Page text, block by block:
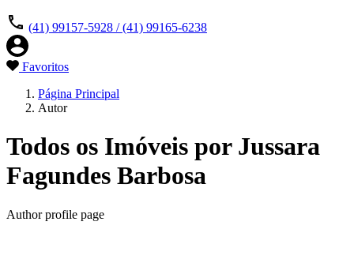
(41) 99157-5928 / (41) 99165-6238
Favoritos
Página Principal
Autor
Todos os Imóveis por Jussara
Fagundes Barbosa
Author profile page